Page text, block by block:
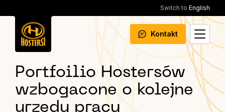
Switch to English
Kontakt
Portfoilio Hostersów
wzbogacone o kolejne
urzędy pracy